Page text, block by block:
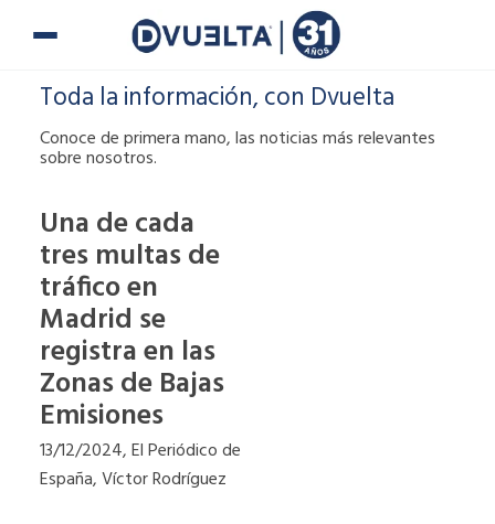
Toda la información, con Dvuelta
Conoce de primera mano, las noticias más relevantes
sobre nosotros.
Una de cada
tres multas de
tráfico en
Madrid se
registra en las
Zonas de Bajas
Emisiones
13/12/2024, El Periódico de
España, Víctor Rodríguez